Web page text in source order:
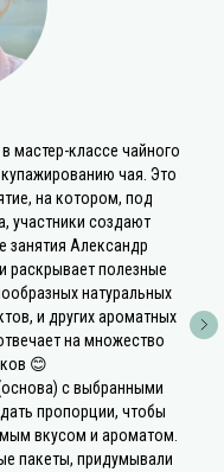
мастер-классе чайного
чая. Это
на котором, под
участники создают
занятия Александр
раскрывает полезные
натуральных
и других ароматных
на множество
😊
с выбранными
пропорции, чтобы
вкусом и ароматом.
пакеты, придумывали